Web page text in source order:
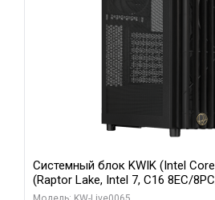
Системный блок KWIK (Intel
(Raptor Lake, Intel 7, C16 8EC/
модуля)/ ASUS RTX5080 PROART